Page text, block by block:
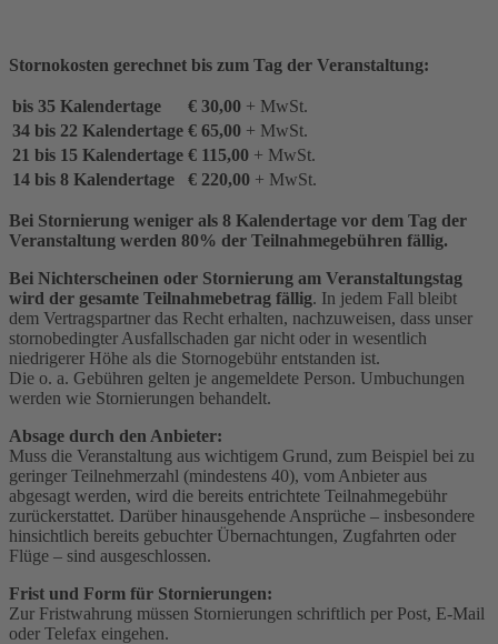
Stornokosten gerechnet bis zum Tag der Veranstaltung:
bis 35 Kalendertage € 30,00 + MwSt.
34 bis 22 Kalendertage € 65,00 + MwSt.
21 bis 15 Kalendertage € 115,00 + MwSt.
14 bis 8 Kalendertage
€ 220,00 + MwSt.
Bei Stornierung weniger als 8 Kalendertage vor dem Tag der
Veranstaltung werden 80% der Teilnahmegebühren fällig.
Bei Nichterscheinen oder Stornierung am Veranstaltungstag
wird der gesamte Teilnahmebetrag fällig. In jedem Fall bleibt
dem Vertragspartner das Recht erhalten, nachzuweisen, dass unser
stornobedingter Ausfallschaden gar nicht oder in wesentlich
niedrigerer Höhe als die Stornogebühr entstanden ist.
Die o. a. Gebühren gelten je angemeldete Person. Umbuchungen
werden wie Stornierungen behandelt.
Absage durch den Anbieter:
Muss die Veranstaltung aus wichtigem Grund, zum Beispiel bei zu
geringer Teilnehmerzahl (mindestens 40), vom Anbieter aus
abgesagt werden, wird die bereits entrichtete Teilnahmegebühr
zurückerstattet. Darüber hinausgehende Ansprüche – insbesondere
hinsichtlich bereits gebuchter Übernachtungen, Zugfahrten oder
Flüge – sind ausgeschlossen.
Frist und Form für Stornierungen:
Zur Fristwahrung müssen Stornierungen schriftlich per Post, E-Mail
oder Telefax eingehen.